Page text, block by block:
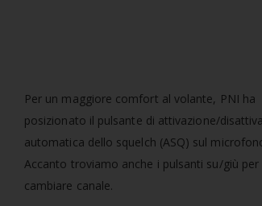
Per un maggiore comfort al volante, PNI ha
posizionato il pulsante di attivazione/
automatica dello squelch (ASQ) sul
Accanto troviamo anche i pulsanti su/giù per
cambiare canale.